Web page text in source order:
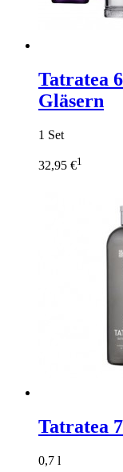
Tatratea
Gläsern
1 Set
32,95 €1
Tatratea
0,7 l